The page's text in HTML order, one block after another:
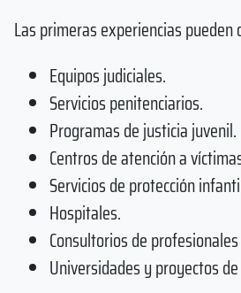
Las primeras experiencias pueden
Equipos judiciales.
Servicios penitenciarios.
Programas de justicia juvenil.
Centros de atención a
Servicios de protección
Hospitales.
Consultorios de
Universidades y proyectos